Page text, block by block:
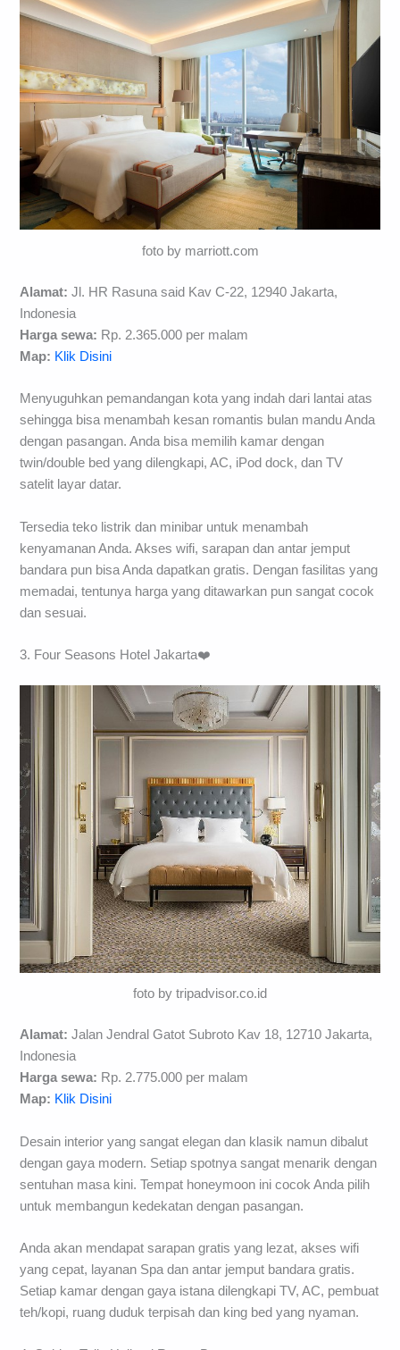
foto by marriott.com
Alamat: Jl. HR Rasuna said Kav C-22, 12940 Jakarta,
Indonesia
Harga sewa: Rp. 2.365.000 per malam
Map: Klik Disini
Menyuguhkan pemandangan kota yang indah dari lantai atas
sehingga bisa menambah kesan romantis bulan mandu Anda
dengan pasangan. Anda bisa memilih kamar dengan
twin/double bed yang dilengkapi, AC, iPod dock, dan TV
satelit layar datar.
Tersedia teko listrik dan minibar untuk menambah
kenyamanan Anda. Akses wifi, sarapan dan antar jemput
bandara pun bisa Anda dapatkan gratis. Dengan fasilitas yang
memadai, tentunya harga yang ditawarkan pun sangat cocok
dan sesuai.
3. Four Seasons Hotel Jakarta❤️
foto by tripadvisor.co.id
Alamat: Jalan Jendral Gatot Subroto Kav 18, 12710 Jakarta,
Indonesia
Harga sewa: Rp. 2.775.000 per malam
Map: Klik Disini
Desain interior yang sangat elegan dan klasik namun dibalut
dengan gaya modern. Setiap spotnya sangat menarik dengan
sentuhan masa kini. Tempat honeymoon ini cocok Anda pilih
untuk membangun kedekatan dengan pasangan.
Anda akan mendapat sarapan gratis yang lezat, akses wifi
yang cepat, layanan Spa dan antar jemput bandara gratis.
Setiap kamar dengan gaya istana dilengkapi TV, AC, pembuat
teh/kopi, ruang duduk terpisah dan king bed yang nyaman.